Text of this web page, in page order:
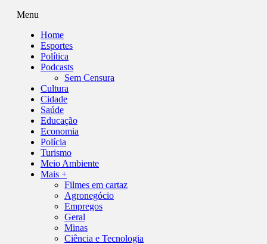
Menu
Home
Esportes
Política
Podcasts
Sem Censura
Cultura
Cidade
Saúde
Educação
Economia
Polícia
Turismo
Meio Ambiente
Mais +
Filmes em cartaz
Agronegócio
Empregos
Geral
Minas
Ciência e Tecnologia